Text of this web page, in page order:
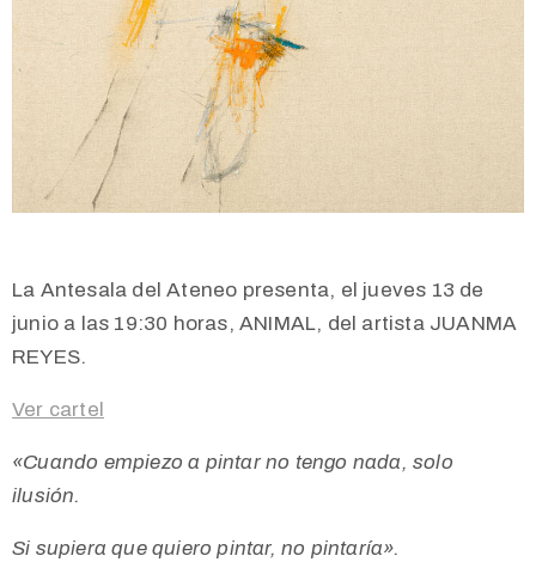
La Antesala del Ateneo presenta, el jueves 13 de
junio a las 19:30 horas, ANIMAL, del artista JUANMA
REYES.
Ver cartel
«Cuando empiezo a pintar no tengo nada, solo
ilusión.
Si supiera que quiero pintar, no pintaría».